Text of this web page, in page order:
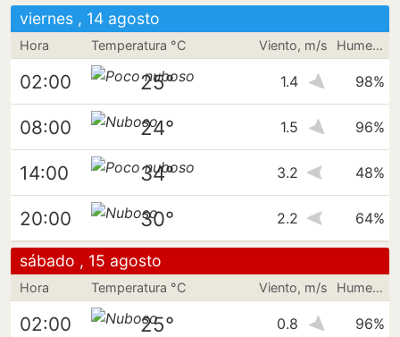
viernes , 14 agosto
Hora Temperatura °C Viento, m/s Humedad
02:00 25° 1.4 98%
08:00 24° 1.5 96%
14:00 34° 3.2 48%
20:00 30° 2.2 64%
sábado , 15 agosto
Hora Temperatura °C Viento, m/s Humedad
02:00 25° 0.8 96%